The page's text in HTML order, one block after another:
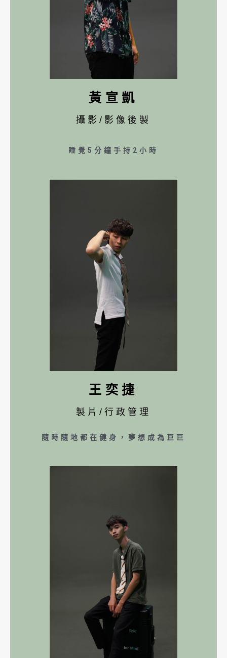
黃宣凱
攝影/影像後製
睡覺5分鐘手持2小時
王奕捷
製片/行政管理
隨時隨地都在健身，夢想成為巨巨